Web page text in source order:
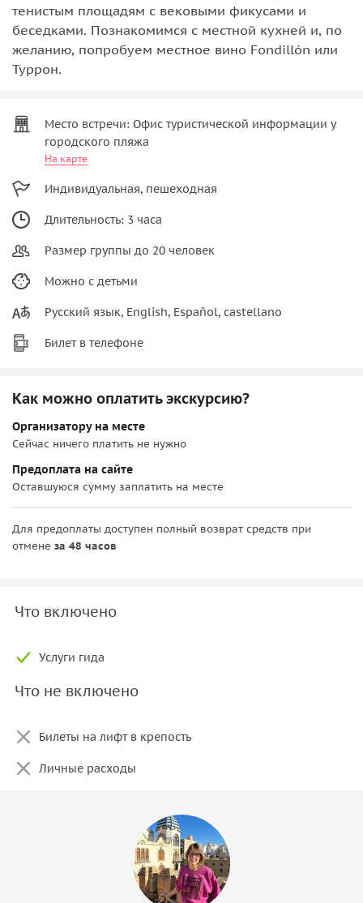
тенистым площадям с вековыми фикусами и
беседками. Познакомимся с местной кухней и, по
желанию, попробуем местное вино Fondillón или
Туррон.
Место встречи: Офис туристической информации у
городского пляжа
На карте
Индивидуальная, пешеходная
Длительность: 3 часа
Размер группы до 20 человек
Можно с детьми
Русский язык, English, Español, castellano
Билет в телефоне
Как можно оплатить экскурсию?
Организатору на месте
Сейчас ничего платить не нужно
Предоплата на сайте
Оставшуюся сумму заплатить на месте
Для предоплаты доступен полный возврат средств при
отмене за 48 часов
Что включено
Услуги гида
Что не включено
Билеты на лифт в крепость
Личные расходы